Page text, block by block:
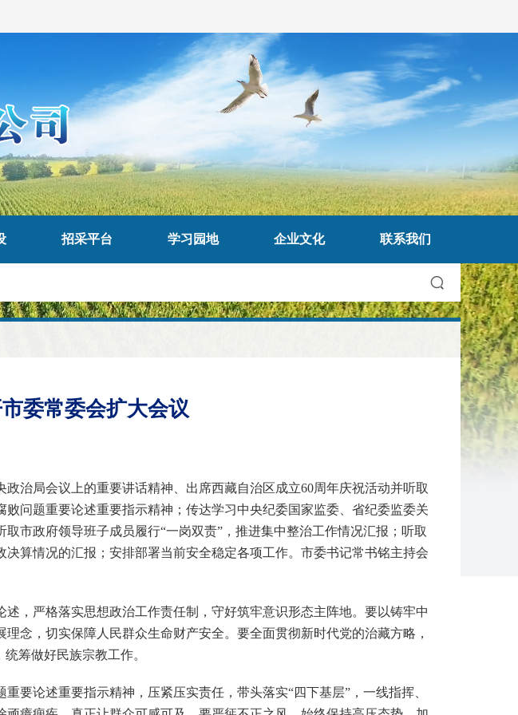
招采平台 学习园地 企业文化 联系我们
委常委会扩大会议
治局会议上的重要讲话精神、出席西藏自治区成立60周年庆祝活动并听取
问题重要论述重要指示精神；传达学习中央纪委国家监委、省纪委监委关
市政府领导班子成员履行“一岗双责”，推进集中整治工作情况汇报；听取
算情况的汇报；安排部署当前安全稳定各项工作。市委书记常书铭主持会
，严格落实思想政治工作责任制，守好筑牢意识形态主阵地。要以铸牢中
念，切实保障人民群众生命财产安全。要全面贯彻新时代党的治藏方略，
筹做好民族宗教工作。
要论述重要指示精神，压紧压实责任，带头落实“四下基层”，一线指挥、